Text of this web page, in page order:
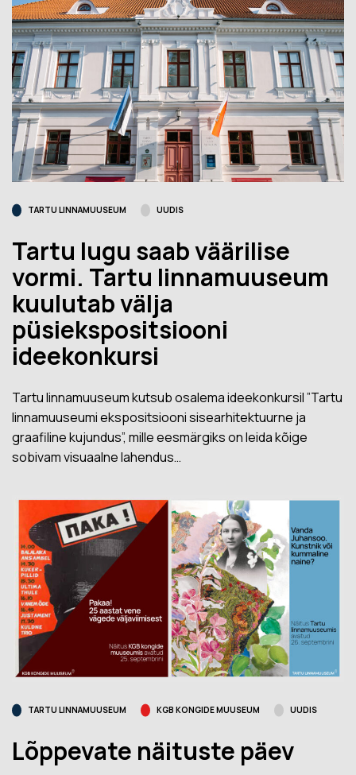
TARTU LINNAMUUSEUM UUDIS
Tartu lugu saab väärilise
vormi. Tartu linnamuuseum
kuulutab välja
püsiekspositsiooni
ideekonkursi
Tartu linnamuuseum kutsub osalema ideekonkursil ”Tartu
linnamuuseumi ekspositsiooni sisearhitektuurne ja
graafiline kujundus”, mille eesmärgiks on leida kõige
sobivam visuaalne lahendus…
TARTU LINNAMUUSEUM KGB KONGIDE MUUSEUM UUDIS
Lõppevate näituste päev